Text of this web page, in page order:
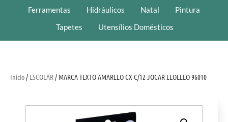
Ferramentas
Hidráulicos Natal
Pintura
Tapetes
Utensílios Domésticos
Início/ ESCOLAR/ MARCA TEXTO AMARELO CX C/12 JOCAR LEOELEO 96010